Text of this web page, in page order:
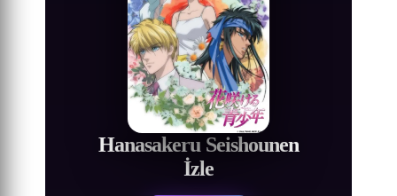
Hanasakeru Seishounen
İzle